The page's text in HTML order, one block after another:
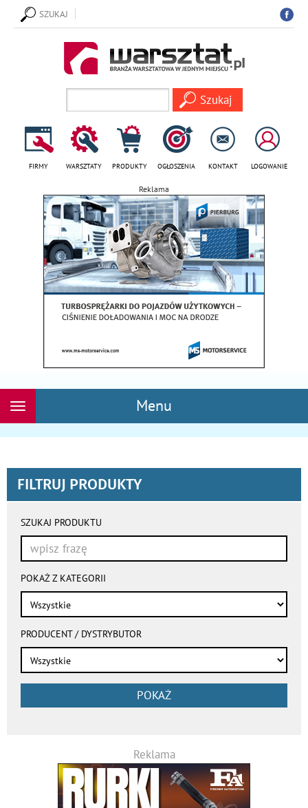
SZUKAJ
FIRMY WARSZTATY PRODUKTY OGŁOSZENIA KONTAKT LOGOWANIE
Reklama
Menu
Rozwiń
FILTRUJ PRODUKTY
wyszukiwania
automatycznie
SZUKAJ PRODUKTU
POKAŻ Z KATEGORII
PRODUCENT / DYSTRYBUTOR
POKAŻ
Reklama